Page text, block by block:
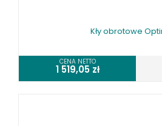
SPRĘŻARKI I NARZĘDZIA
Kły obrotowe
CENA NETTO
1 519,05 zł